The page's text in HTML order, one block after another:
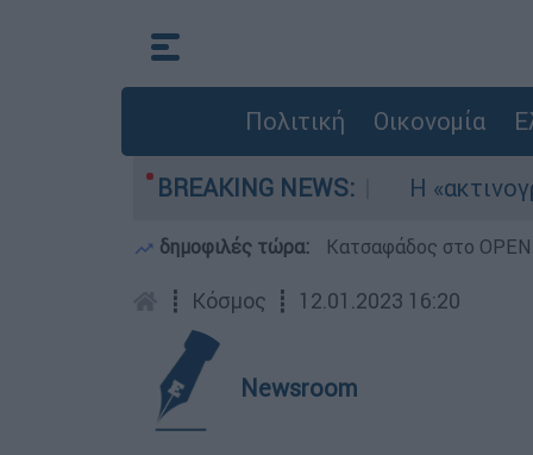
Πολιτική Οικονομία
BREAKING NEWS:
τρία αεροσκάφη Η «ακτινογραφία»
δημοφιλές τώρα: Κατσαφάδος στο
┋ Κόσμος ┋ 12.01.2023 16:20
Newsroom